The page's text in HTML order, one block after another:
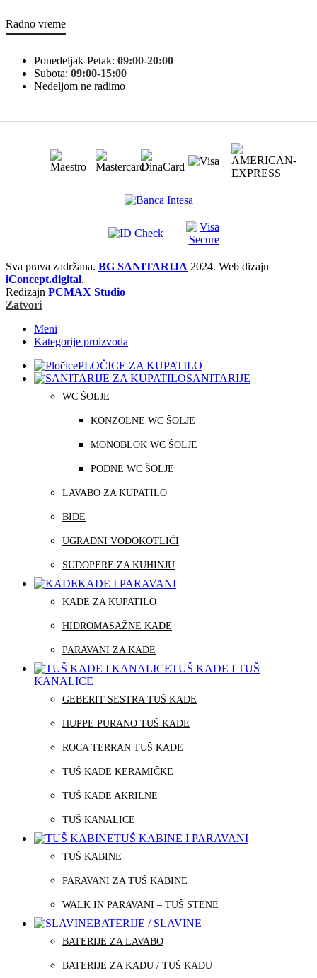
Radno vreme
Ponedeljak-Petak: 09:00-20:00
Subota: 09:00-15:00
Nedeljom ne radimo
Sva prava zadržana. BG SANITARIJA 2024. Web dizajn
iConcept.digital.
Redizajn PCMAX Studio
Zatvori
Meni
Kategorije proizvoda
PLOČICE ZA KUPATILO
SANITARIJE
WC ŠOLJE
KONZOLNE WC ŠOLJE
MONOBLOK WC ŠOLJE
PODNE WC ŠOLJE
LAVABO ZA KUPATILO
BIDE
UGRADNI VODOKOTLIĆI
SUDOPERE ZA KUHINJU
KADE I PARAVANI
KADE ZA KUPATILO
HIDROMASAŽNE KADE
PARAVANI ZA KADE
TUŠ KADE I TUŠ
KANALICE
GEBERIT SESTRA TUŠ KADE
HUPPE PURANO TUŠ KADE
ROCA TERRAN TUŠ KADE
TUŠ KADE KERAMIČKE
TUŠ KADE AKRILNE
TUŠ KANALICE
TUŠ KABINE I PARAVANI
TUŠ KABINE
PARAVANI ZA TUŠ KABINE
WALK IN PARAVANI – TUŠ STENE
BATERIJE / SLAVINE
BATERIJE ZA LAVABO
BATERIJE ZA KADU / TUŠ KADU